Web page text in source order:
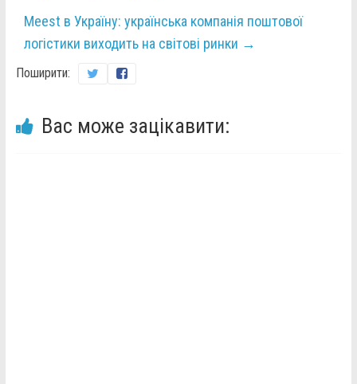
Meest в Україну: українська компанія поштової
логістики виходить на світові ринки →
Поширити:
Вас може зацікавити: